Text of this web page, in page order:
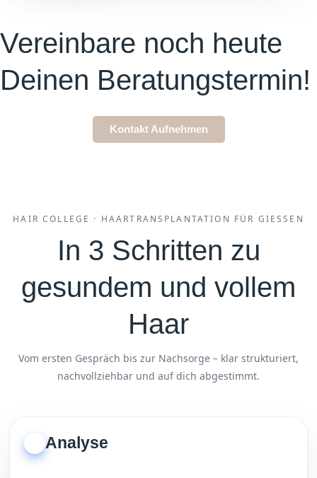
Vereinbare noch heute
Deinen Beratungstermin!
Kontakt Aufnehmen
HAIR COLLEGE · HAARTRANSPLANTATION FÜR GIESSEN
In 3 Schritten zu
gesundem und vollem
Haar
Vom ersten Gespräch bis zur Nachsorge – klar strukturiert,
nachvollziehbar und auf dich abgestimmt.
Analyse